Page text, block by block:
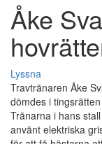
Åke
Lyssna
Travtränaren Åke
dömdes i
Tränarna i hans
använt elektriska